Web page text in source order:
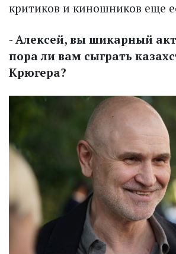
критиков и киношников еще
- Алексей, вы шикарный
пора ли вам сыграть
Крюгера?